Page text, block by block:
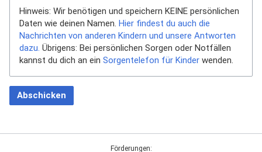
Hinweis: Wir benötigen und speichern KEINE persönlichen
Daten wie deinen Namen. Hier findest du auch die
Nachrichten von anderen Kindern und unsere Antworten
dazu. Übrigens: Bei persönlichen Sorgen oder Notfällen
kannst du dich an ein Sorgentelefon für Kinder wenden.
Abschicken
Förderungen: